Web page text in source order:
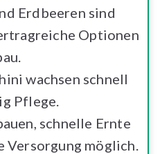
Erdbeeren sind
Optionen
wachsen schnell
Pflege.
schnelle Ernte
möglich.